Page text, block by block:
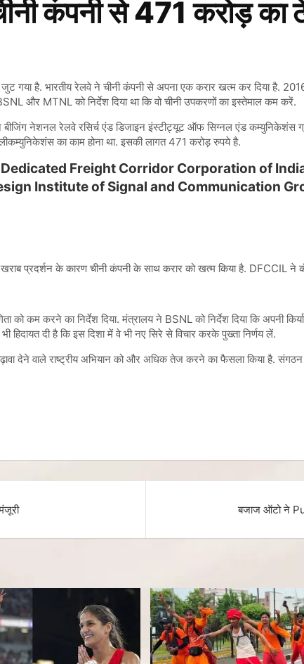
कंपनी से 471 करोड़ का
गया है. भारतीय रेलवे ने चीनी कंपनी से अपना एक करार खत्म कर दिया है.
और MTNL को निर्देश दिया था कि वो चीनी उपकरणों का इस्तेमाल कम करें.
नेशनल रेलवे रसिर्च एंड डिजाइन इंस्‍टीट्यूट ऑफ सिग्‍नल एंड
का काम होना था. इसकी लागत 471 करोड़ रुपये है.
Freight Corridor Corporation of
Institute of Signal and Communication
प्रदर्शन के कारण चीनी कंपनी के साथ करार को खत्म किया है. DFCCIL ने
कम करने का निर्देश दिया. मंत्रालय ने BSNL को निर्देश दिया कि अपनी
दी है कि इस दिशा में वे भी नए सिरे से विचार करके पुख्ता निर्णय लें.
देने वाले राष्ट्रीय अभियान को और अधिक तेज करने का फैसला किया है.
बजाज ऑटो ने